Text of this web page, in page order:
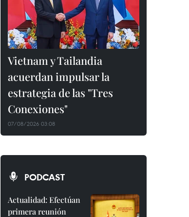
Vietnam y Tailandia
acuerdan impulsar la
estrategia de las "Tres
Conexiones"
07/08/2026 03:08
PODCAST
Actualidad: Efectúan
primera reunión